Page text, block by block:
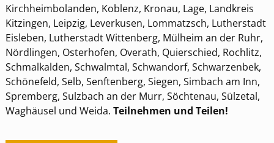
Kirchheimbolanden, Koblenz, Kronau, Lage, Landkreis
Kitzingen, Leipzig, Leverkusen, Lommatzsch, Lutherstadt
Eisleben, Lutherstadt Wittenberg, Mülheim an der Ruhr,
Nördlingen, Osterhofen, Overath, Quierschied, Rochlitz,
Schmalkalden, Schwalmtal, Schwandorf, Schwarzenbek,
Schönefeld, Selb, Senftenberg, Siegen, Simbach am Inn,
Spremberg, Sulzbach an der Murr, Söchtenau, Sülzetal,
Waghäusel und Weida. Teilnehmen und Teilen!